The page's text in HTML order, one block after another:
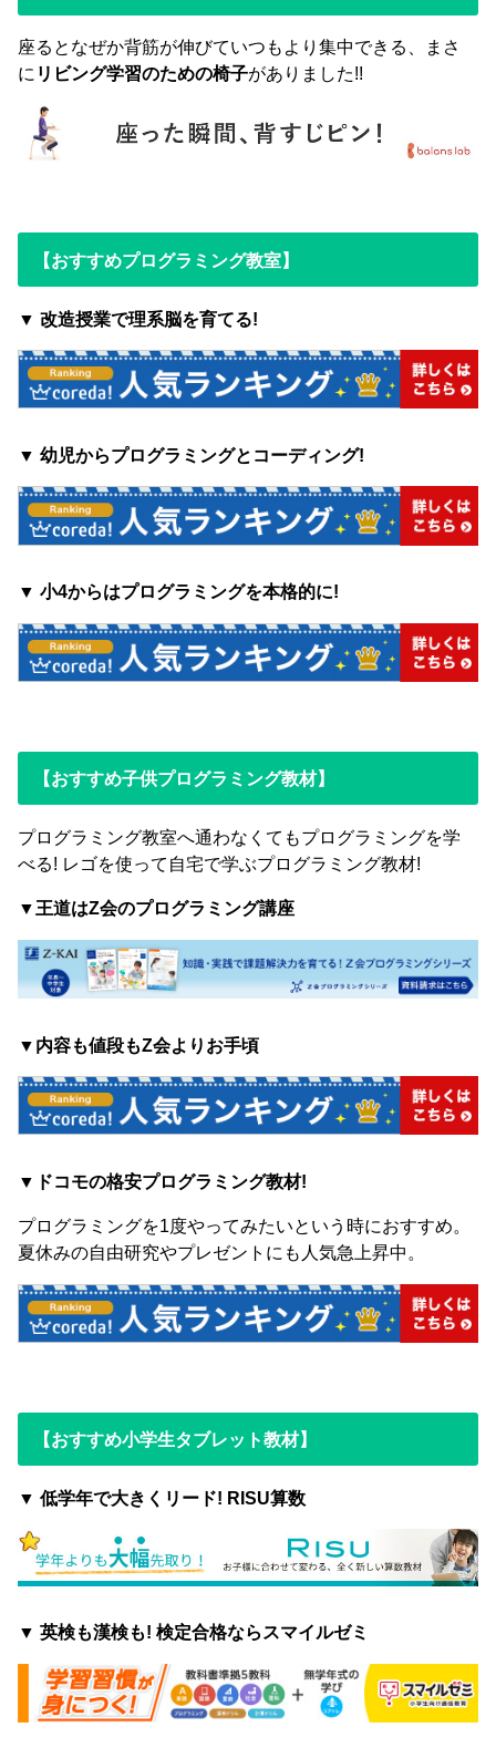
座るとなぜか背筋が伸びていつもより集中できる、まさ
に リビング学習のための椅子がありました!!
【おすすめプログラミング教室】
▼ 改造授業で理系脳を育てる!
▼ 幼児からプログラミングとコーディング!
▼ 小4からはプログラミングを本格的に!
【おすすめ子供プログラミング教材】
プログラミング教室へ通わなくてもプログラミングを学
べる! レゴを使って自宅で学ぶプログラミング教材!
▼王道はZ会のプログラミング講座
▼内容も値段もZ会よりお手頃
▼ドコモの格安プログラミング教材!
プログラミングを1度やってみたいという時におすすめ。
夏休みの自由研究やプレゼントにも人気急上昇中。
【おすすめ小学生タブレット教材】
▼ 低学年で大きくリード! RISU算数
▼ 英検も漢検も! 検定合格ならスマイルゼミ